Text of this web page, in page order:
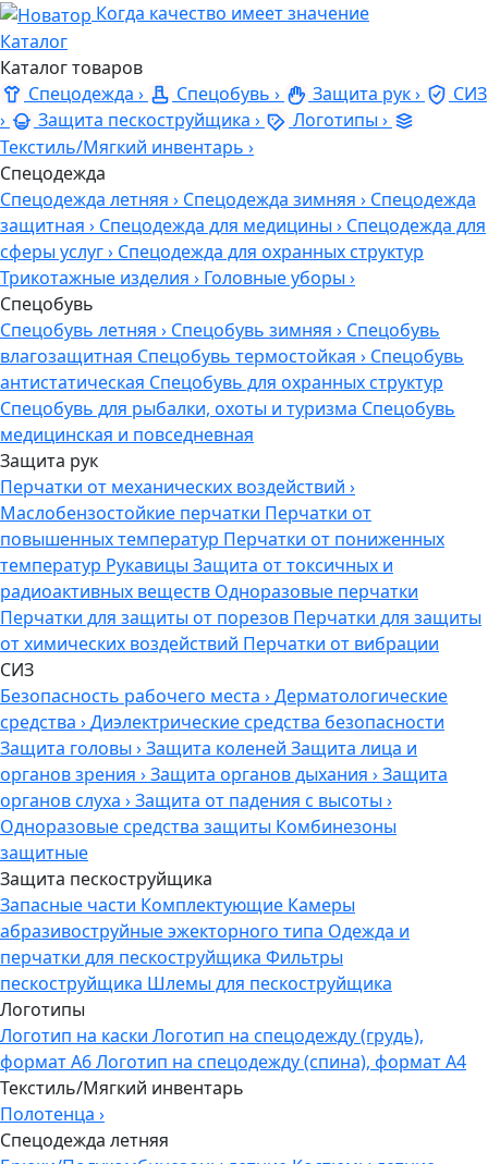
Когда качество имеет значение
Каталог
Каталог товаров
Спецодежда › Спецобувь › Защита рук›
СИЗ
›
Защита пескоструйщика › Логотипы ›
Текстиль/Мягкий инвентарь ›
Спецодежда
Спецодежда летняя › Спецодежда зимняя › Спецодежда
защитная › Спецодежда для медицины › Спецодежда для
сферы услуг› Спецодежда для охранных структур
Трикотажные изделия › Головные уборы ›
Спецобувь
Спецобувь летняя › Спецобувь зимняя › Спецобувь
влагозащитная Спецобувь термостойкая › Спецобувь
антистатическая Спецобувь для охранных структур
Спецобувь для рыбалки, охоты и туризма Спецобувь
медицинская и повседневная
Защита рук
Перчатки от механических воздействий ›
Маслобензостойкие перчатки Перчатки от
повышенных температур Перчатки от пониженных
температур Рукавицы Защита от токсичных и
радиоактивных веществ Одноразовые перчатки
Перчатки для защиты от порезов Перчатки для защиты
от химических воздействий Перчатки от вибрации
СИЗ
Безопасность рабочего места ›Дерматологические
средства ›Диэлектрические средства безопасности
Защита головы ›Защита коленей Защита лица и
органов зрения ›Защита органов дыхания ›Защита
органов слуха ›Защита от падения с высоты ›
Одноразовые средства защиты Комбинезоны
защитные
Защита пескоструйщика
Запасные части Комплектующие Камеры
абразивоструйные эжекторного типа Одежда и
перчатки для пескоструйщика Фильтры
пескоструйщика Шлемы для пескоструйщика
Логотипы
Логотип на каски Логотип на спецодежду (грудь),
формат А6Логотип на спецодежду (спина), формат А4
Текстиль/Мягкий инвентарь
Полотенца ›
Спецодежда летняя